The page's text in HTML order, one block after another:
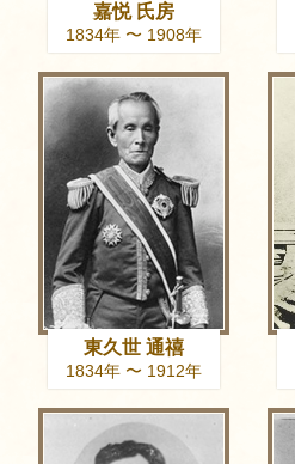
嘉悦 氏房
1834年 〜 1908年
東久世 通禧
1834年 〜 1912年